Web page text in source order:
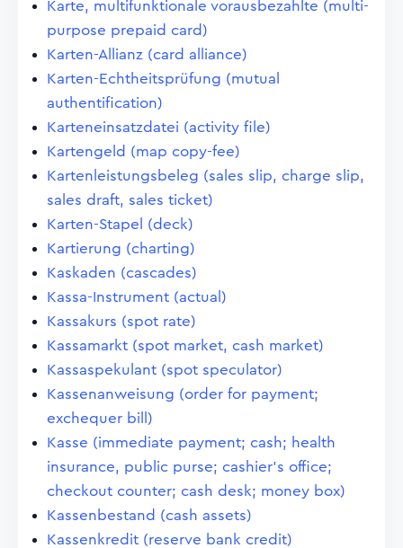
Karte, multifunktionale vorausbezahlte (multi-
purpose prepaid card)
Karten-Allianz (card alliance)
Karten-Echtheitsprüfung (mutual
authentification)
Karteneinsatzdatei (activity file)
Kartengeld (map copy-fee)
Kartenleistungsbeleg (sales slip, charge slip,
sales draft, sales ticket)
Karten-Stapel (deck)
Kartierung (charting)
Kaskaden (cascades)
Kassa-Instrument (actual)
Kassakurs (spot rate)
Kassamarkt (spot market, cash market)
Kassaspekulant (spot speculator)
Kassenanweisung (order for payment;
exchequer bill)
Kasse (immediate payment; cash; health
insurance, public purse; cashier's office;
checkout counter; cash desk; money box)
Kassenbestand (cash assets)
Kassenkredit (reserve bank credit)